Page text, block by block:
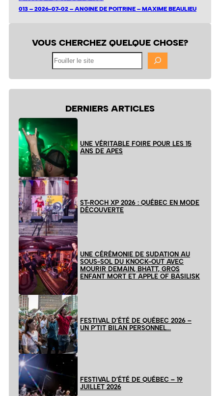
013 – 2026-07-02 – ANGINE DE POITRINE – MAXIME BEAULIEU
VOUS CHERCHEZ QUELQUE CHOSE?
DERNIERS ARTICLES
UNE VÉRITABLE FOIRE POUR LES 15
ANS DE APES
ST-ROCH XP 2026 : QUÉBEC EN MODE
DÉCOUVERTE
UNE CÉRÉMONIE DE SUDATION AU
SOUS-SOL DU KNOCK-OUT AVEC
MOURIR DEMAIN, BHATT, GROS
ENFANT MORT ET APPLE OF BASILISK
FESTIVAL D’ÉTÉ DE QUÉBEC 2026 –
UN P’TIT BILAN PERSONNEL…
FESTIVAL D’ÉTÉ DE QUÉBEC – 19
JUILLET 2026